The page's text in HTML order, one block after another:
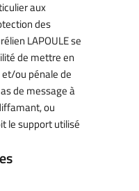
aux
des
LAPOULE se
de mettre en
ou pénale de
de message à
ou
le support utilisé